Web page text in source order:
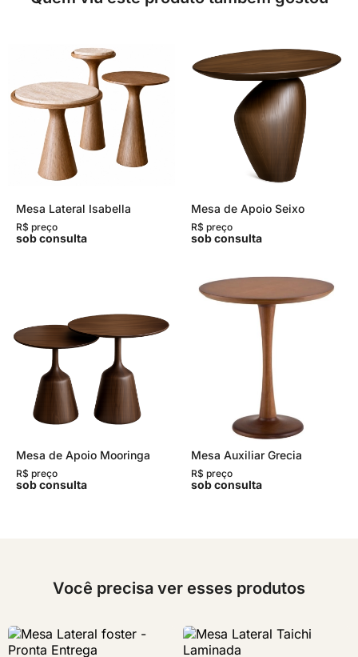
Mesa Lateral Isabella
R$ preço
sob consulta
Mesa de Apoio Seixo
R$ preço
sob consulta
Mesa de Apoio Mooringa
R$ preço
sob consulta
Mesa Auxiliar Grecia
R$ preço
sob consulta
Você precisa ver esses produtos